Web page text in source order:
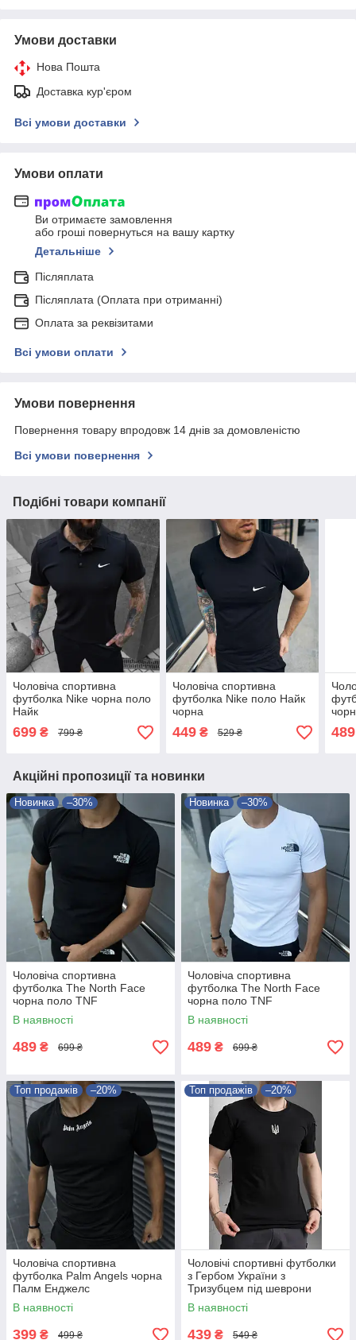
Умови доставки
Нова Пошта
Доставка кур'єром
Всі умови доставки
Умови оплати
Ви отримаєте замовлення
або гроші повернуться на вашу картку
Детальніше
Післяплата
Післяплата (Оплата при отриманні)
Оплата за реквізитами
Всі умови оплати
Умови повернення
Повернення товару впродовж 14 днів за домовленістю
Всі умови повернення
Подібні товари компанії
Чоловіча спортивна
футболка Nike чорна поло
Найк
699 ₴ 799 ₴
Чоловіча спортивна
футболка Nike поло Найк
чорна
449₴ 529 ₴ 489
Акційні пропозиції та новинки
Новинка –30%
Чоловіча спортивна
футболка The North Face
чорна поло TNF
В наявності
489 ₴ 699 ₴
Новинка –30%
Чоловіча спортивна
футболка The North Face
чорна поло TNF
В наявності
489 ₴ 699 ₴
Топ продажів –20%
Чоловіча спортивна
футболка Palm Angels чорна
Палм Енджелс
В наявності
399 ₴ 499 ₴
Топ продажів –20%
Чоловічі спортивні футболки
з Гербом України з
Тризубцем під шеврони
чорна
В наявності
439 ₴ 549 ₴